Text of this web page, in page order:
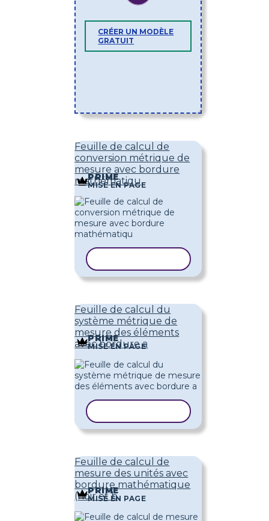
CRÉER UN MODÈLE
GRATUIT
Feuille de calcul de
conversion métrique de
mesure avec bordure
mathématiqu
PRIME
MISE EN PAGE
Feuille de calcul du
système métrique de
mesure des éléments
avec bordure a
PRIME
MISE EN PAGE
Feuille de calcul de
mesure des unités avec
bordure mathématique
(noir et b
PRIME
MISE EN PAGE